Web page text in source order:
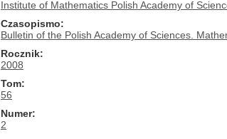
Institute of Mathematics Polish Academy of
Czasopismo
Bulletin of the Polish Academy of Sciences.
Rocznik
2008
Tom
56
Numer
2